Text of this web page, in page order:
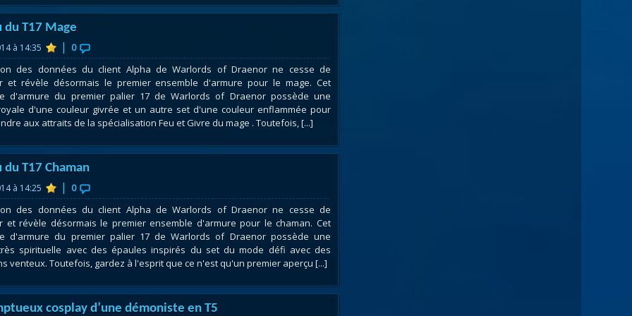
du T17 Mage
à 14:35 | 0
des données du client Alpha de Warlords of Draenor ne cesse de
et révèle désormais le premier ensemble d'armure pour le mage. Cet
d'armure du premier palier 17 de Warlords of Draenor possède une
d'une couleur givrée et un autre set d'une couleur enflammée pour
aux attraits de la spécialisation Feu et Givre du mage . Toutefois, [...]
du T17 Chaman
à 14:25 | 0
des données du client Alpha de Warlords of Draenor ne cesse de
et révèle désormais le premier ensemble d'armure pour le chaman. Cet
d'armure du premier palier 17 de Warlords of Draenor possède une
spirituelle avec des épaules inspirés du set du mode défi avec des
venteux. Toutefois, gardez à l'esprit que ce n'est qu'un premier aperçu [...]
cosplay d’une démoniste en T5